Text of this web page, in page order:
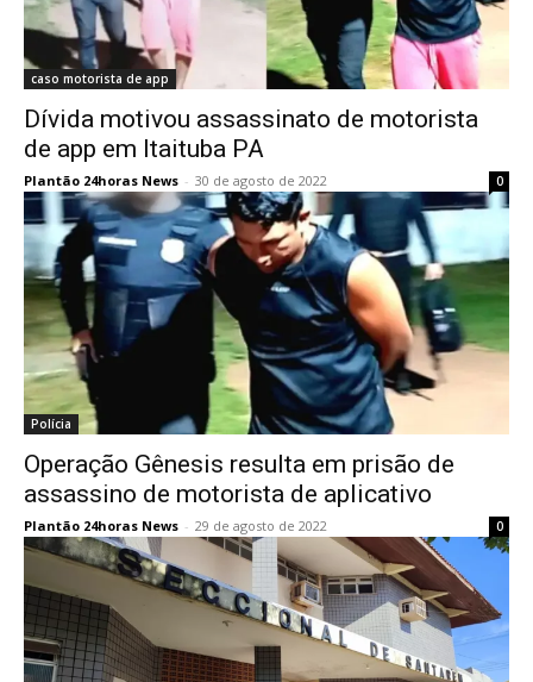
caso motorista de app
Dívida motivou assassinato de motorista
de app em Itaituba PA
Plantão 24horas News - 30 de agosto de 2022 0
Polícia
Operação Gênesis resulta em prisão de
assassino de motorista de aplicativo
Plantão 24horas News - 29 de agosto de 2022 0